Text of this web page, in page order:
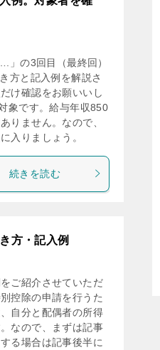
の3回目（最終回）
方と記入例を解説さ
け確認をお願いいし
象です。給与年収850
りません。なので、
入りましょう。
続きを読む
方・記入例
ご紹介させていただ
控除の申請を行うた
自分と配偶者の所得
なので、まずは記事
る場合は記事後半に